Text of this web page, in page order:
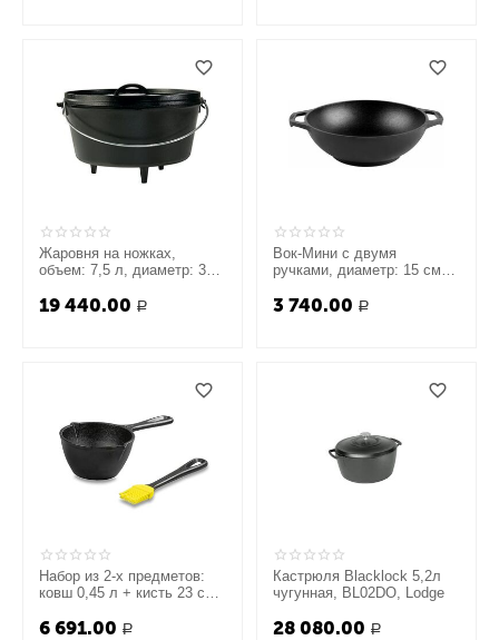
Жаровня на ножках,
объем: 7,5 л, диаметр: 30
материал: чугун, черная,
19 440.00 Р
Вок-Мини с двумя
ручками, диаметр: 15 см,
LODGE, США
3 740.00 Р
Набор из 2-х предметов:
ковш 0,45 л + кисть 23 см,
LODGE, США
6 691.00 Р
Кастрюля Blacklock 5,2л
чугунная, BL02DO, Lodge
28 080.00 Р